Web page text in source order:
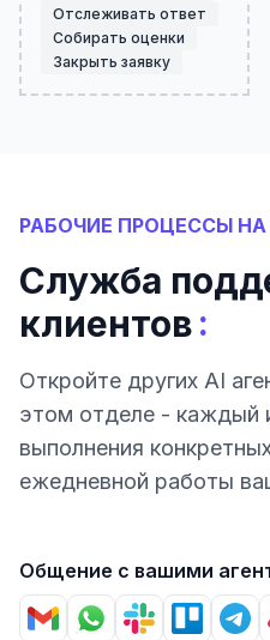
Отслеживать ответ
Собирать оценки
Закрыть заявку
РАБОЧИЕ ПРОЦЕССЫ НА
Служба
клиентов:
Откройте других AI
этом отделе - каждый
выполнения
ежедневной работы
Общение с вашими